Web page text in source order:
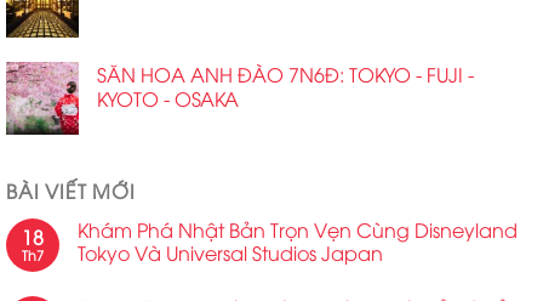
SĂN HOA ANH ĐÀO 7N6Đ: TOKYO - FUJI -
KYOTO - OSAKA
BÀI VIẾT MỚI
18
Th7
Khám Phá Nhật Bản Trọn Vẹn Cùng Disneyland
Tokyo Và Universal Studios Japan